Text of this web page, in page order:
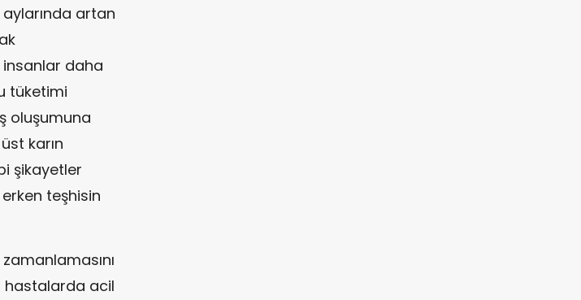
artan
insanlar daha
tüketimi
oluşumuna
karın
şikayetler
teşhisin
hastalarda acil